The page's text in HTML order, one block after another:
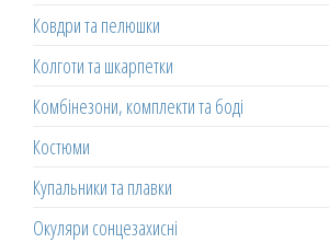
Ковдри та пелюшки
Колготи та шкарпетки
Комбінезони, комплекти та боді
Костюми
Купальники та плавки
Окуляри сонцезахисні